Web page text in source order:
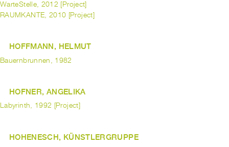
WarteStelle, 2012 [Project]
RAUMKANTE, 2010 [Project]
HOFFMANN, HELMUT
Bauernbrunnen, 1982
HOFNER, ANGELIKA
Labyrinth, 1992 [Project]
HOHENESCH, KÜNSTLERGRUPPE